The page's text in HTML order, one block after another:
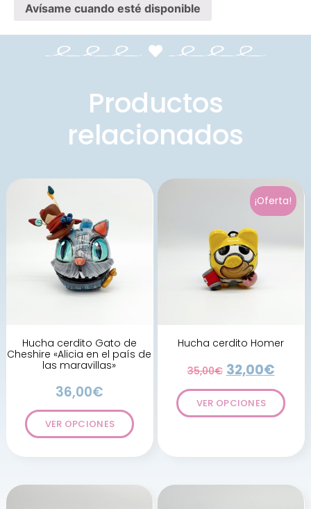
Avísame cuando esté disponible
Productos
relacionados
Hucha cerdito Gato de
Cheshire «Alicia en el país de
las maravillas»
36,00€
VER OPCIONES
¡Oferta!
Hucha cerdito Homer
35,00€ 32,00€
VER OPCIONES